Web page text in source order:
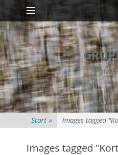
Zum
Inhalt
springen
Primäres Menü
Start » Images tagged
Images tagged